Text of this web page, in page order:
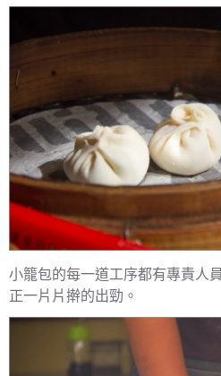
小籠包的每一道工序都有專責人
正一片片擀的出勁。